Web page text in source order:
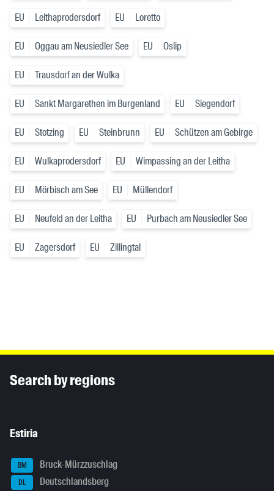
EU Leithaprodersdorf EU Loretto
EU Oggau am Neusiedler See EU Oslip
EU Trausdorf an der Wulka
EU Sankt Margarethen im Burgenland EU Siegendorf
EU Stotzing EU Steinbrunn EU Schützen am Gebirge
EU Wulkaprodersdorf EU Wimpassing an der Leitha
EU Mörbisch am See EU Müllendorf
EU Neufeld an der Leitha EU Purbach am Neusiedler See
EU Zagersdorf EU Zillingtal
Search by regions
Estiria
BM Bruck-Mürzzuschlag
DL Deutschlandsberg